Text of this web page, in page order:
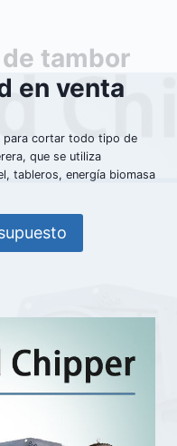
tambor
en venta
para cortar todo tipo de
que se utiliza
tableros, energía biomasa